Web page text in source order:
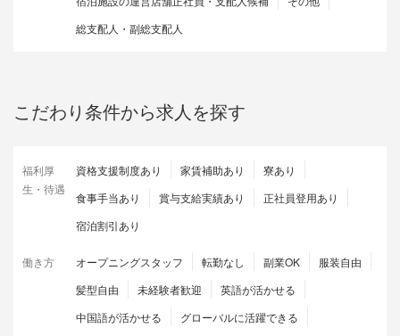
総支配人・副総支配人
こだわり条件から求人を探す
福利厚
生・待遇
資格支援制度あり 家賃補助あり
寮あり
食事手当あり
賞与支給実績あり
正社員登用あり
宿泊割引あり
働き方 オープニングスタッフ 転勤なし 副業OK
服装自由
髪型自由
未経験者歓迎
英語が活かせる
中国語が活かせる
グローバルに活躍できる